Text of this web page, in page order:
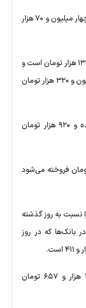
سکه تمام طرح قدیم نیز با کاهش ۲۰ هزار تومانی، چهار میلیون و ۷۰ هزار
هر قطعه نیم سکه بدون تغییر قیمت دو میلیون و ۱۳۰ هزار تومان است و
هر قطعه ربع سکه هم اندکی کاهش یافته و یک میلیون و ۳۲۰ هزار تومان
همچنین سکه یک گرمی ۵۰ هزار تومان ارزان شده و ۹۲۰ هزار تومان
هر گرم طلای ۱۸ عیار ۴۱۴ هزار تومان فروخته می‌شود
قیمت دلار را نسبت به روز گذشته
بانک‌ها که در روز
همچنین شعب ارزی بانک‌ها امروز هر یورو را ۱۲ هزار و ۶۵۷ تومان